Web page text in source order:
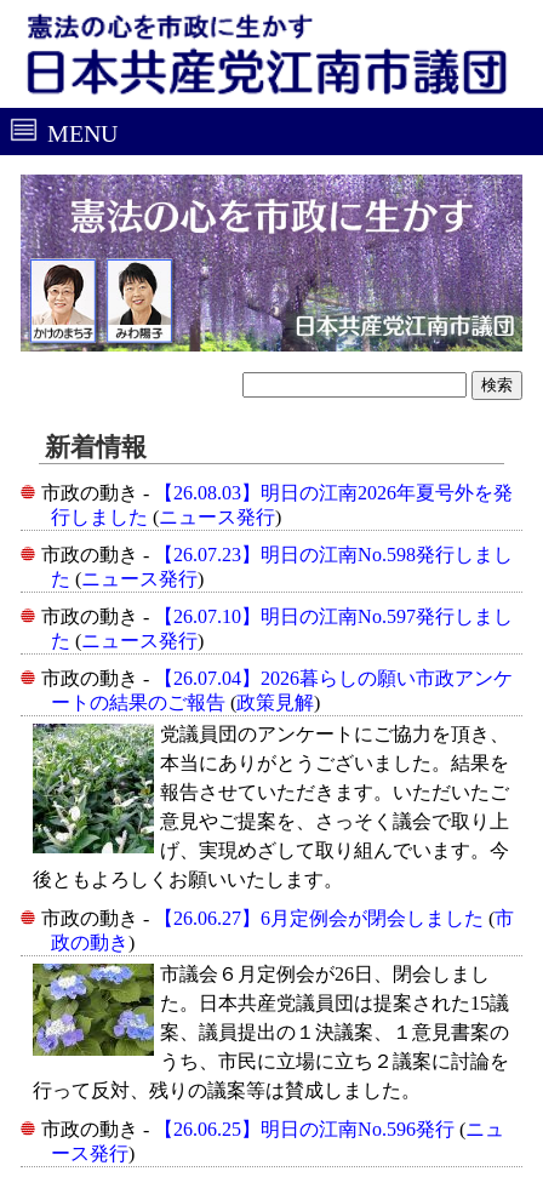
MENU
新着情報
市政の動き -
【26.08.03】明日の江南2026年夏号外を発
行しました (ニュース発行)
市政の動き -
【26.07.23】明日の江南No.598発行しまし
た (ニュース発行)
市政の動き -
【26.07.10】明日の江南No.597発行しまし
た (ニュース発行)
市政の動き -
【26.07.04】2026暮らしの願い市政アンケ
ートの結果のご報告 (政策見解)
党議員団のアンケートにご協力を頂き、
本当にありがとうございました。結果を
報告させていただきます。いただいたご
意見やご提案を、さっそく議会で取り上
げ、実現めざして取り組んでいます。今
後ともよろしくお願いいたします。
市政の動き -
【26.06.27】6月定例会が閉会しました (市
政の動き)
市議会６月定例会が26日、閉会しまし
た。日本共産党議員団は提案された15議
案、議員提出の１決議案、１意見書案の
うち、市民に立場に立ち２議案に討論を
行って反対、残りの議案等は賛成しました。
市政の動き -
【26.06.25】明日の江南No.596発行 (ニュ
ース発行)